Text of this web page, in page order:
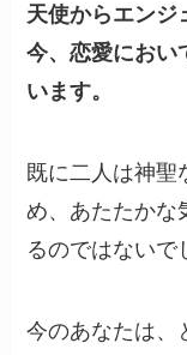
天使からエンジ
今、恋愛におい
います。
既に二人は神聖
め、あたたかな
るのではないで
今のあなたは、